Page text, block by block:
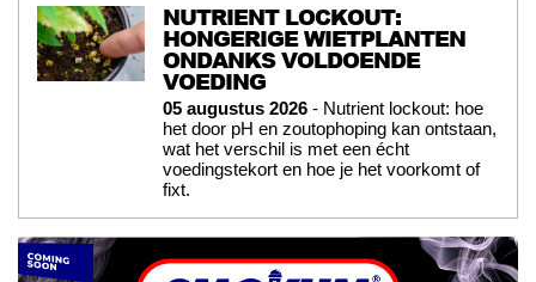
NUTRIENT LOCKOUT:
HONGERIGE WIETPLANTEN
ONDANKS VOLDOENDE
VOEDING
05 augustus 2026 - Nutrient lockout: hoe
het door pH en zoutophoping kan ontstaan,
wat het verschil is met een écht
voedingstekort en hoe je het voorkomt of
fixt.